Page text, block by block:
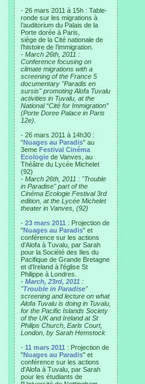
- 26 mars 2011 à 15h : Table-
ronde sur les migrations à
l’auditorium du Palais de la
Porte dorée à Paris,
siège de la Cité nationale de
l’histoire de l’immigration.
- March 26th, 2011 :
Conference focusing on
climate migrations with a
screening of the France 5
documentary "Paradis en
sursis" promoting Alofa Tuvalu
activities in Tuvalu, at the
National “Cité for Immigration”
(Porte Doree Palace in Paris
12e).
- 26 mars 2011 à 14h30 :
"Nuages au Paradis" au
3eme Festival Cinéma
Ecologie de Vanves, au
Théâtre du Lycée Michelet
(92)
- March 26th, 2011 : "Trouble
in Paradise" part of the
Cinéma Ecologie Festival 3rd
edition, at the Lycée Michelet
theater in Vanves, (92)
- 23 mars 2011 : Projection de
"Nuages au Paradis" et
conférence sur les actions
d'Alofa à Tuvalu, par Sarah
pour la Société des Iles du
Pacifique de Grande Bretagne
et d'Ireland à l'église St
Philippe à Londres.
- March, 23rd, 2011 :
"Trouble in Paradise"
screening and lecture on what
Alofa Tuvalu is doing in Tuvalu,
for the Pacific Islands Society
of the UK and Ireland at St
Philips Church, Earls Court,
London, by Sarah Hemstock
- 11 mars 2011 : Projection de
"Nuages au Paradis" et
conférence sur les actions
d'Alofa à Tuvalu, par Sarah
pour les étudiants de